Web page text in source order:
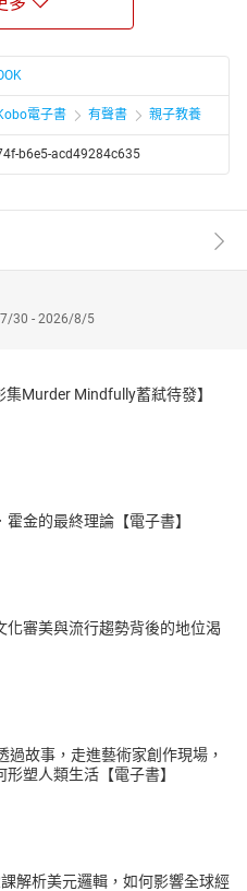
。陈文新拥有文学硕士与哲学
耕于中国古代文学研究领域，尤
独到。
電子書 有聲書 親子教養
b6e5-acd49284c635
30 - 2026/8/5
Murder Mindfully蓄弒待發】
金的最終理論【電子書】
化審美與流行趨勢背後的地位渴
過故事，走進藝術家創作現場，
塑人類生活【電子書】
解析美元邏輯，如何影響全球經